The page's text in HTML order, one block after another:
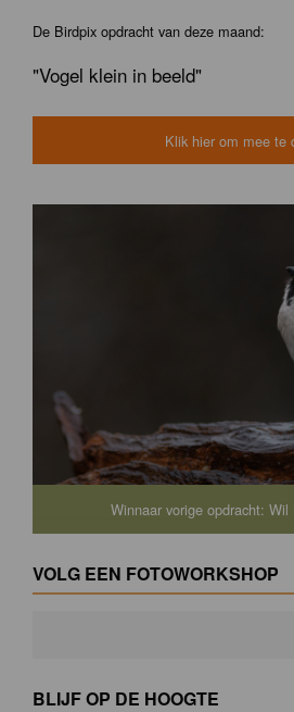
De Birdpix opdracht van deze maand:
"Vogel klein in beeld"
Klik hier om mee te
Winnaar vorige opdracht: Wil
VOLG EEN FOTOWORKSHOP
BLIJF OP DE HOOGTE